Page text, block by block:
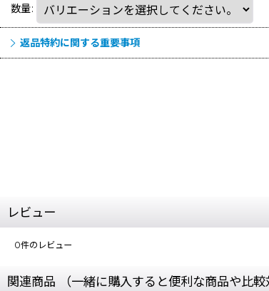
数量:
返品特約に関する重要事項
レビュー
0件のレビュー
関連商品 （一緒に購入すると便利な商品や比較